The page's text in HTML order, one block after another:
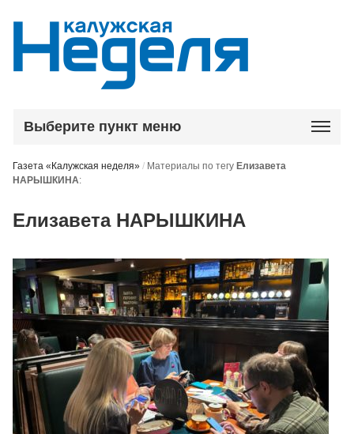
Выберите пункт меню
Газета «Калужская неделя» / Материалы по тегу Елизавета
НАРЫШКИНА:
Елизавета НАРЫШКИНА